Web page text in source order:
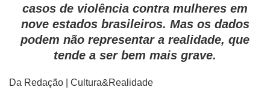
casos de violência contra mulheres em
nove estados brasileiros. Mas os dados
podem não representar a realidade, que
tende a ser bem mais grave.
Da Redação | Cultura&Realidade